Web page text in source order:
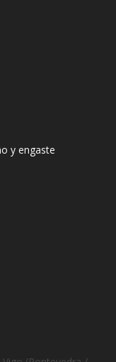
y engaste